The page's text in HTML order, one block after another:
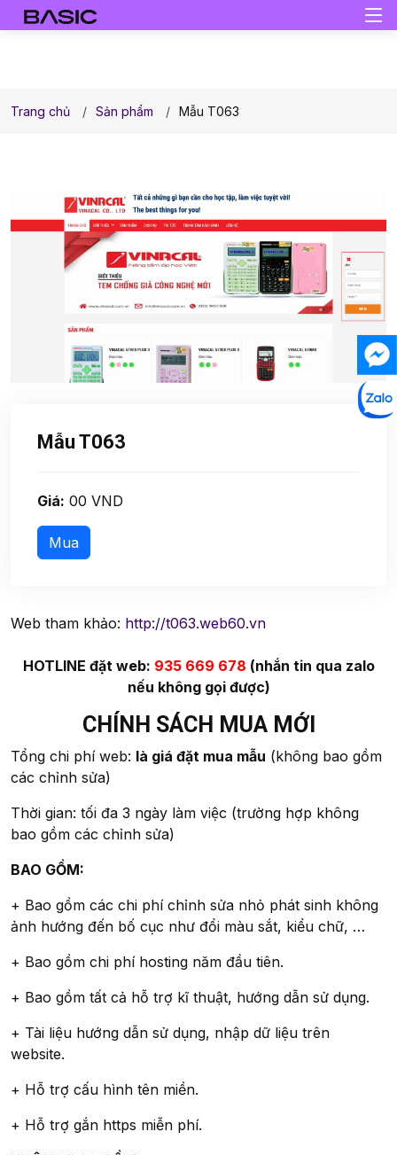
Trang chủ Sản phẩm Mẫu T063
Mẫu T063
Giá: 00 VND
Web tham khảo: http://t063.web60.vn
HOTLINE đặt web: 935 669 678 (nhắn tin qua zalo
nếu không gọi được)
CHÍNH SÁCH MUA MỚI
Tổng chi phí web: là giá đặt mua mẫu (không bao gồm
các chỉnh sửa)
Thời gian: tối đa 3 ngày làm việc (trường hợp không
bao gồm các chỉnh sửa)
BAO GỒM:
+ Bao gồm các chi phí chỉnh sửa nhỏ phát sinh không
ảnh hướng đến bố cục như đổi màu sắt, kiểu chữ, …
+ Bao gồm chi phí hosting năm đầu tiên.
+ Bao gồm tất cả hỗ trợ kĩ thuật, hướng dẫn sử dụng.
+ Tài liệu hướng dẫn sử dụng, nhập dữ liệu trên
website.
+ Hỗ trợ cấu hình tên miền.
+ Hỗ trợ gắn https miễn phí.